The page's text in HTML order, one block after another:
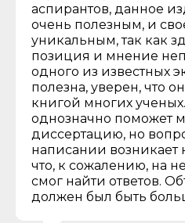
аспирантов, данное
очень полезным, и
уникальным, так как
позиция и мнение
одного из известных
полезна, уверен, что
книгой многих
однозначно поможет
диссертацию, но
написании возникает
что, к сожалению, на
смог найти ответов.
должен был быть